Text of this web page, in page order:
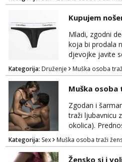
Kupujem
Mladi, zgodni
koja bi prodala
djevojke javite
Kategorija: Druženje Muška osoba
Muška osoba
Zgodan i
traži ljubavnicu
okolica).
jer vjerujem da
i meni. Javite
započeti
Kategorija: Sex Muška osoba traži
Žensko si i